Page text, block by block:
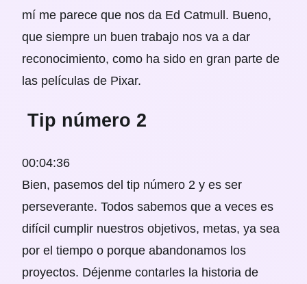
mí me parece que nos da Ed Catmull. Bueno,
que siempre un buen trabajo nos va a dar
reconocimiento, como ha sido en gran parte de
las películas de Pixar.
Tip número 2
00:04:36
Bien, pasemos del tip número 2 y es ser
perseverante. Todos sabemos que a veces es
difícil cumplir nuestros objetivos, metas, ya sea
por el tiempo o porque abandonamos los
proyectos. Déjenme contarles la historia de